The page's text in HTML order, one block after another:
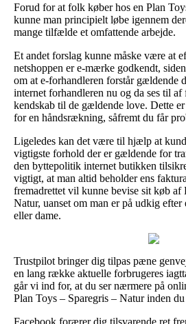
Forud for at folk køber hos en Plan
kunne man principielt løbe igennem
mange tilfælde et omfattende arbejde.
Et andet forslag kunne måske være at
netshoppen er e-mærke godkendt,
om at e-forhandleren forstår gældende
internet forhandleren nu og da ses til
kendskab til de gældende love. Dette
for en håndsrækning, såfremt du får
Ligeledes kan det være til hjælp at
vigtigste forhold der er gældende for
den byttepolitik internet butikken
vigtigt, at man altid beholder ens
fremadrettet vil kunne bevise sit køb af
Natur, uanset om man er på udkig
eller dame.
Trustpilot bringer dig tilpas pæne
en lang række aktuelle forbrugeres
går vi ind for, at du ser nærmere på
Plan Toys – Sparegris – Natur inden
Facebook forærer dig tilsvarende ret